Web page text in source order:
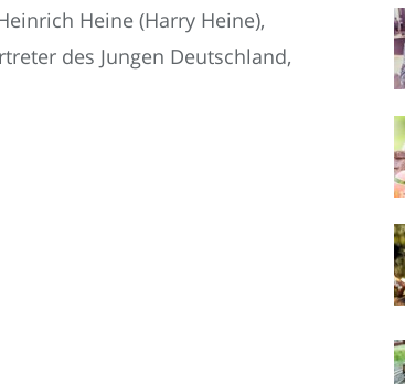
Heine (Harry Heine),
des Jungen Deutschland,